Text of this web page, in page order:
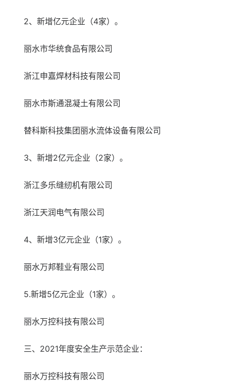
2、新增亿元企业（4家）。
丽水市华统食品有限公司
浙江申嘉焊材科技有限公司
丽水市斯通混凝土有限公司
替科斯科技集团丽水流体设备有限公司
3、新增2亿元企业（2家）。
浙江多乐缝纫机有限公司
浙江天润电气有限公司
4、新增3亿元企业（1家）。
丽水万邦鞋业有限公司
5.新增5亿元企业（1家）。
丽水万控科技有限公司
三、2021年度安全生产示范企业：
丽水万控科技有限公司